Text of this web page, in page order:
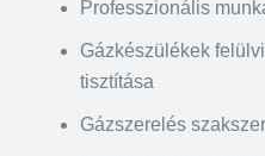
Professzionális
Gázkészülékek
tisztítása
Gázszerelés